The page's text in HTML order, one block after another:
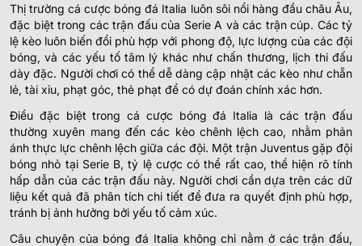
Thị trường cá cược bóng đá Italia luôn sôi nổi hàng đầu châu Âu,
đặc biệt trong các trận đấu của Serie A và các trận cúp. Các tỷ
lệ kèo luôn biến đổi phù hợp với phong độ, lực lượng của các đội
bóng, và các yếu tố tâm lý khác như chấn thương, lịch thi đấu
dày đặc. Người chơi có thể dễ dàng cập nhật các kèo như chẵn
lẻ, tài xỉu, phạt góc, thẻ phạt để có dự đoán chính xác hơn.
Điều đặc biệt trong cá cược bóng đá Italia là các trận đấu
thường xuyên mang đến các kèo chênh lệch cao, nhằm phản
ánh thực lực chênh lệch giữa các đội. Một trận Juventus gặp đội
bóng nhỏ tại Serie B, tỷ lệ cược có thể rất cao, thể hiện rõ tính
hấp dẫn của các trận đấu này. Người chơi cần dựa trên các dữ
liệu kết quả đã phân tích chi tiết để đưa ra quyết định phù hợp,
tránh bị ảnh hưởng bởi yếu tố cảm xúc.
Câu chuyện của bóng đá Italia không chỉ nằm ở các trận đấu,